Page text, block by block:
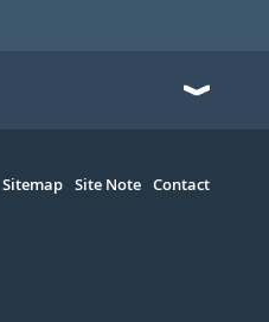
Sitemap Site Note Contact